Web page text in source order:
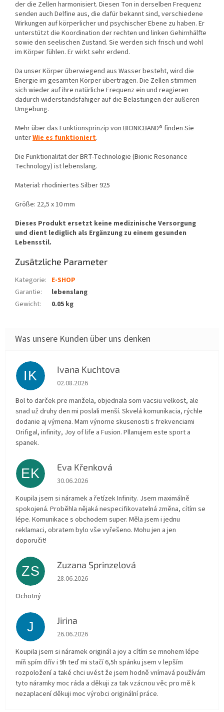
der die Zellen harmonisiert. Diesen Ton in derselben Frequenz
senden auch Delfine aus, die dafür bekannt sind, verschiedene
Wirkungen auf körperlicher und psychischer Ebene zu haben. Er
unterstützt die Koordination der rechten und linken Gehirnhälfte
sowie den seelischen Zustand. Sie werden sich frisch und wohl
im Körper fühlen. Er wirkt sehr erdend.
Da unser Körper überwiegend aus Wasser besteht, wird die
Energie im gesamten Körper übertragen. Die Zellen stimmen
sich wieder auf ihre natürliche Frequenz ein und reagieren
dadurch widerstandsfähiger auf die Belastungen der äußeren
Umgebung.
Mehr über das Funktionsprinzip von BIONICBAND® finden Sie
unterWie es funktioniert.
Die Funktionalität der BRT-Technologie (Bionic Resonance
Technology) ist lebenslang.
Material: rhodiniertes Silber 925
Größe: 22,5 x 10 mm
Dieses Produkt ersetzt keine medizinische Versorgung
und dient lediglich als Ergänzung zu einem gesunden
Lebensstil.
Zusätzliche Parameter
Kategorie: E-SHOP
Garantie:
lebenslang
Gewicht: 0.05 kg
IK Ivana Kuchtova
Die Shop-Bewertung beträgt 5 von 5 Sternen.
02.08.2026
Bol to darček pre manžela, objednala som vacsiu velkost, ale
snad už druhy den mi poslali menší. Skvelá komunikacia, rýchle
dodanie aj výmena. Mam výnorne skusenosti s frekvenciami
Orifigal, infinity, Joy of life a Fusion. Pllanujem este sport a
spanek.
EK Eva Křenková
Die Shop-Bewertung beträgt 5 von 5 Sternen.
30.06.2026
Koupila jsem si náramek a řetízek Infinity. Jsem maximálně
spokojená. Proběhla nějaká nespecifikovatelná změna, cítím se
lépe. Komunikace s obchodem super. Měla jsem i jednu
reklamaci, obratem bylo vše vyřešeno. Mohu jen a jen
doporučit!
ZS Zuzana Sprinzelová
Die Shop-Bewertung beträgt 5 von 5 Sternen.
28.06.2026
Ochotný
J Jirina
Die Shop-Bewertung beträgt 5 von 5 Sternen.
26.06.2026
Koupila jsem si náramek originál a joy a cítím se mnohem lépe
míň spím dřív i 9h teď mi stačí 6,5h spánku jsem v lepším
rozpoložení a také chci uvést že jsem hodně vnímavá používám
tyto náramky moc ráda a děkuji za tak vzácnou věc pro mě k
nezaplacení děkuji moc výrobci originální práce.